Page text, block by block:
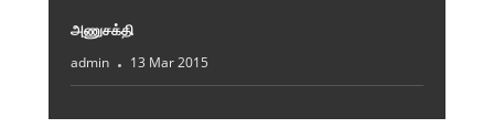
அணுசக்தி
admin 13 Mar 2015